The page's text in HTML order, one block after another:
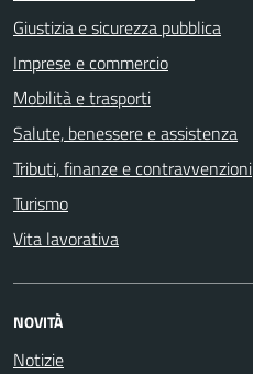
Giustizia e sicurezza pubblica
Imprese e commercio
Mobilità e trasporti
Salute, benessere e assistenza
Tributi, finanze e contravvenzioni
Turismo
Vita lavorativa
NOVITÀ
Notizie